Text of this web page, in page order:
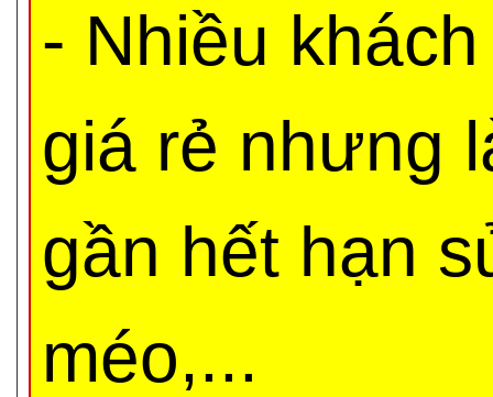
- Nhiều
giá rẻ nhưng
gần hết hạn
méo,...